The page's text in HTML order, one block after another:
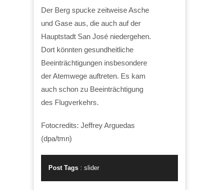
Der Berg spucke zeitweise Asche
und Gase aus, die auch auf der
Hauptstadt San José niedergehen.
Dort könnten gesundheitliche
Beeinträchtigungen insbesondere
der Atemwege auftreten. Es kam
auch schon zu Beeinträchtigung
des Flugverkehrs.
Fotocredits: Jeffrey Arguedas
(dpa/tmn)
Post Tags : slider